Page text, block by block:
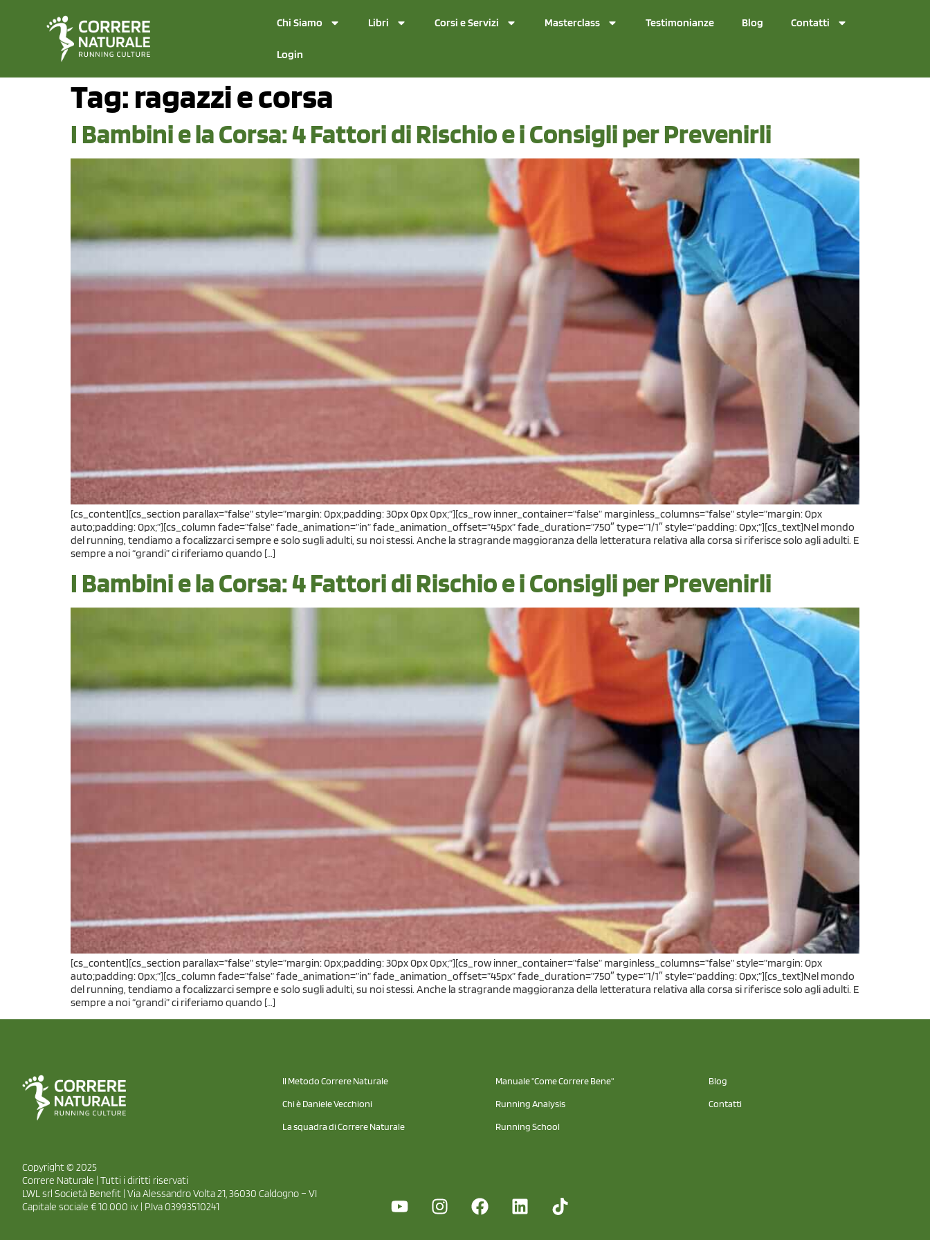
Chi Siamo Libri Corsi e Servizi Masterclass Testimonianze Blog Contatti
Login
Tag:ragazzi e corsa
I Bambini e la Corsa: 4 Fattori di Rischio e i Consigli per Prevenirli
[cs_content][cs_section parallax=”false” style=”margin: 0px;padding: 30px 0px 0px;”][cs_row inner_container=”false” marginless_columns=”false” style=”margin: 0px
auto;padding: 0px;”][cs_column fade=”false” fade_animation=”in” fade_animation_offset=”45px” fade_duration=”750″ type=”1/1″ style=”padding: 0px;”][cs_text]Nel mondo
del running, tendiamo a focalizzarci sempre e solo sugli adulti, su noi stessi. Anche la stragrande maggioranza della letteratura relativa alla corsa si riferisce solo agli adulti. E
sempre a noi “grandi” ci riferiamo quando […]
I Bambini e la Corsa: 4 Fattori di Rischio e i Consigli per Prevenirli
[cs_content][cs_section parallax=”false” style=”margin: 0px;padding: 30px 0px 0px;”][cs_row inner_container=”false” marginless_columns=”false” style=”margin: 0px
auto;padding: 0px;”][cs_column fade=”false” fade_animation=”in” fade_animation_offset=”45px” fade_duration=”750″ type=”1/1″ style=”padding: 0px;”][cs_text]Nel mondo
del running, tendiamo a focalizzarci sempre e solo sugli adulti, su noi stessi. Anche la stragrande maggioranza della letteratura relativa alla corsa si riferisce solo agli adulti. E
sempre a noi “grandi” ci riferiamo quando […]
Il Metodo Correre Naturale
Chi è Daniele Vecchioni
La squadra di Correre Naturale
Manuale "Come Correre Bene"
Running Analysis
Running School
Blog
Contatti
Copyright © 2025
Correre Naturale | Tutti i diritti riservati
LWL srl Società Benefit | Via Alessandro Volta 21, 36030 Caldogno – VI
Capitale sociale € 10.000 i.v. | P.Iva 03993510241